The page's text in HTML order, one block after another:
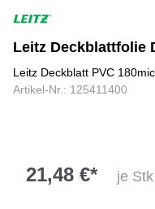
Leitz Deckblattfolie
Leitz Deckblatt PVC
Artikel-Nr.: 125411400
21,48 €* je